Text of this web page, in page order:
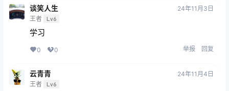
谈笑人生
王者 Lv6
24年11月3日
学习
0 0 举报 回复
云青青
王者 Lv6
24年11月4日